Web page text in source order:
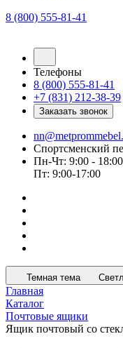
8 (800) 555-81-41
Телефоны
8 (800) 555-81-41
+7 (831) 212-38-39
Заказать звонок
Спортсменский
Пн-Чт: 9:00 - 18:00
Пт: 9:00-17:00
Темная тема
Главная
Каталог
Почтовые ящики
Ящик почтовый со